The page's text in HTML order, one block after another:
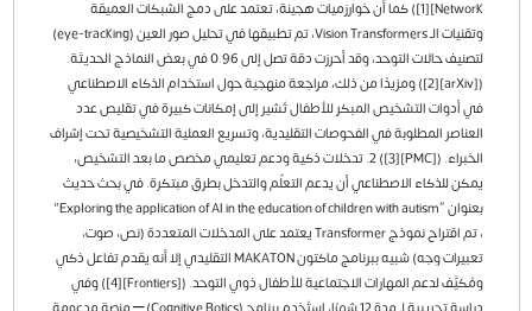
Network][1]) كما أن خوارزميات هجينة، تعتمد على دمج الشبكات العميقة
وتقنيات الـ Vision Transformers، تم تطبيقها في تحليل صور العين (eye-tracking)
لتصنيف حالات التوحد، وقد أحرزت دقة تصل إلى 0.96 في بعض النماذج الحديثة.
([arXiv][2]) ومزيدًا من ذلك، مراجعة منهجية حول استخدام الذكاء الاصطناعي
في أدوات التشخيص المبكر للأطفال تُشير إلى إمكانات كبيرة في تقليص عدد
العناصر المطلوبة في الفحوصات التقليدية، وتسريع العملية التشخيصية تحت إشراف
الخبراء. ([PMC][3]) 2. تدخلات ذكية ودعم تعليمي مخصص ما بعد التشخيص،
يمكن للذكاء الاصطناعي أن يدعم التعلّم والتدخل بطرق مبتكرة. في بحث حديث
بعنوان “Exploring the application of AI in the education of children with autism”
، تم اقتراح نموذج Transformer يعتمد على المدخلات المتعددة (نص، صوت،
تعبيرات وجه) شبيه ببرنامج ماكتون MAKATON التقليدي إلا أنه يقدم تفاعل ذكي
ومُكيَّف لدعم المهارات الاجتماعية للأطفال ذوي التوحد. ([Frontiers][4]) وفي